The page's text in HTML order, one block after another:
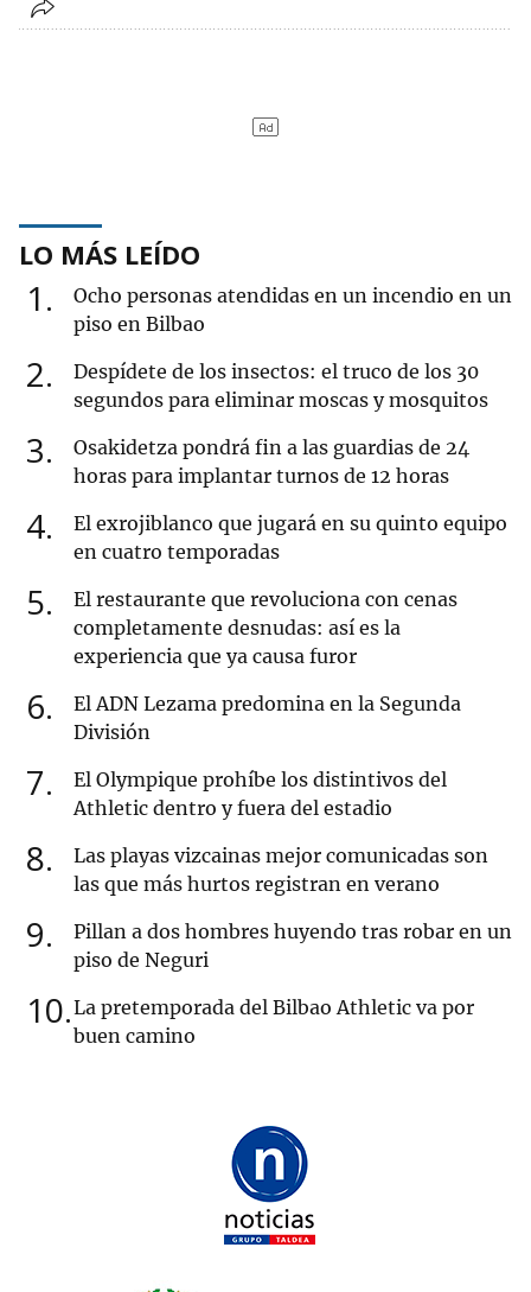
LO MÁS LEÍDO
1
Ocho personas atendidas en un incendio en un
piso en Bilbao
2
Despídete de los insectos: el truco de los 30
segundos para eliminar moscas y mosquitos
3
Osakidetza pondrá fin a las guardias de 24
horas para implantar turnos de 12 horas
4
El exrojiblanco que jugará en su quinto equipo
en cuatro temporadas
5
El restaurante que revoluciona con cenas
completamente desnudas: así es la
experiencia que ya causa furor
6
El ADN Lezama predomina en la Segunda
División
7
El Olympique prohíbe los distintivos del
Athletic dentro y fuera del estadio
8
Las playas vizcainas mejor comunicadas son
las que más hurtos registran en verano
9
Pillan a dos hombres huyendo tras robar en un
piso de Neguri
10 La pretemporada del Bilbao Athletic va por
buen camino